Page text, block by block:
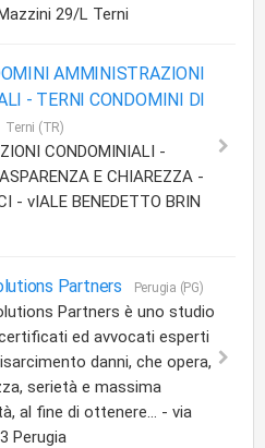
29/L Terni
AMMINISTRAZIONI
- TERNI CONDOMINI DI
Terni (TR)
CONDOMINIALI -
E CHIAREZZA -
- vIALE BENEDETTO BRIN
Partners Perugia (PG)
Partners è uno studio
ed avvocati esperti
danni, che opera,
serietà e massima
al fine di ottenere... - via
Perugia